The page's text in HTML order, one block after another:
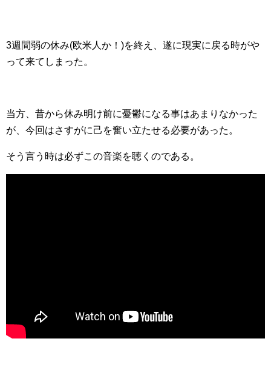
3週間弱の休み(欧米人か！)を終え、遂に現実に戻る時がや
って来てしまった。
当方、昔から休み明け前に憂鬱になる事はあまりなかった
が、今回はさすがに己を奮い立たせる必要があった。
そう言う時は必ずこの音楽を聴くのである。